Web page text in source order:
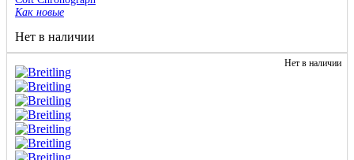
Как новые
Нет в наличии
Нет в наличии